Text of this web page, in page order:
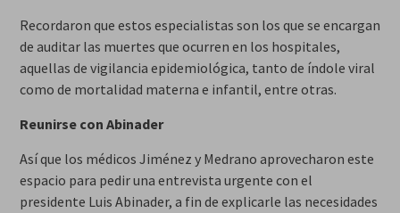
Recordaron que estos especialistas son los que se encargan
de auditar las muertes que ocurren en los hospitales,
aquellas de vigilancia epidemiológica, tanto de índole viral
como de mortalidad materna e infantil, entre otras.
Reunirse con Abinader
Así que los médicos Jiménez y Medrano aprovecharon este
espacio para pedir una entrevista urgente con el
presidente Luis Abinader, a fin de explicarle las necesidades